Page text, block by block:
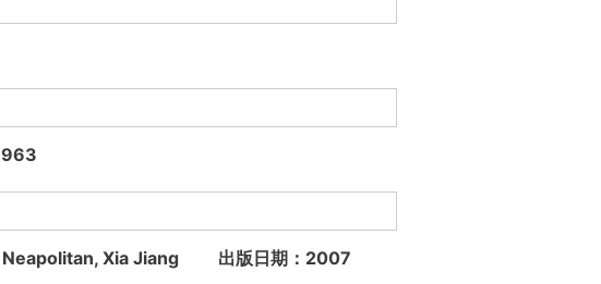
Xia Jiang 出版日期：2007